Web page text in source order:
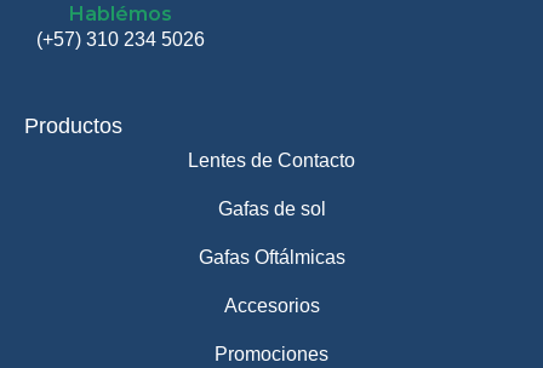
Hablémos
(+57) 310 234 5026
Productos
Lentes de Contacto
Gafas de sol
Gafas Oftálmicas
Accesorios
Promociones